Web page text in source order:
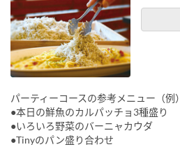
パーティーコースの参考メニュー（例）
●本日の鮮魚のカルパッチョ3種盛り
●いろいろ野菜のバーニャカウダ
●Tinyのパン盛り合わせ